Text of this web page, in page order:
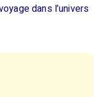
dans l’univers